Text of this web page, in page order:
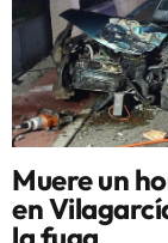
Muere un
en